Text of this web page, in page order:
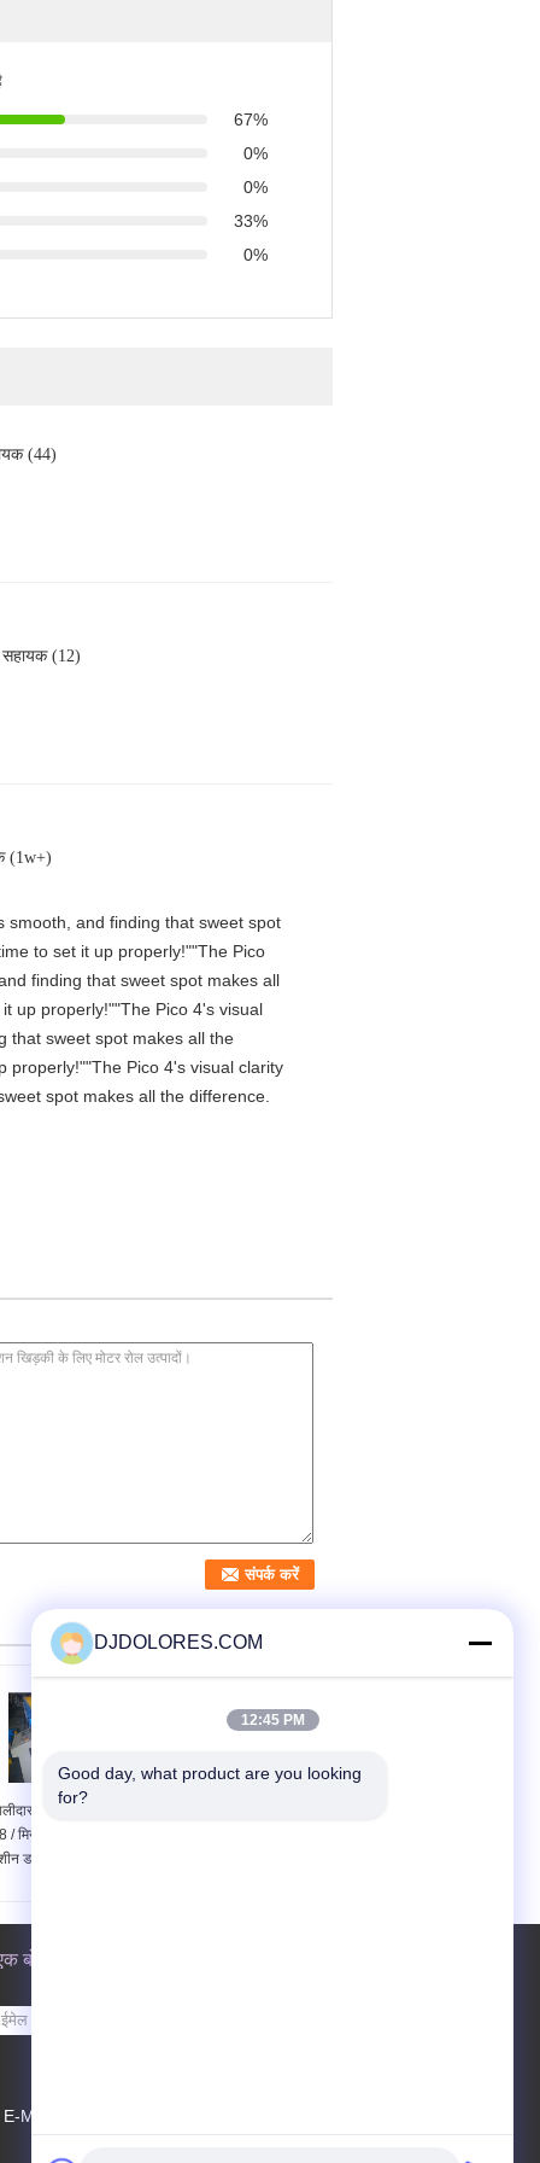
67%
0%
0%
33%
0%
(44)
सहायक (12)
(1w+)
smooth, and finding that sweet spot
to set it up properly!""The Pico
finding that sweet spot makes all
up properly!""The Pico 4's visual
that sweet spot makes all the
properly!""The Pico 4's visual clarity
spot makes all the difference.
छत के लिए स्पीड 15
/ मिनट के साथ बनाने की
डबल लेयर रोल
बोली का अनुरोध
E-Mail
DJDOLORES.COM
12:45 PM
Good day, what product are you looking
for?